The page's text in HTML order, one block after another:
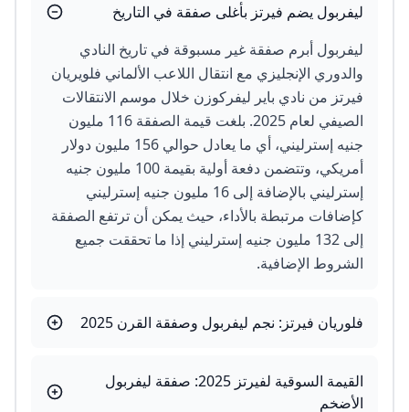
ليفربول يضم فيرتز بأغلى صفقة في التاريخ
ليفربول أبرم صفقة غير مسبوقة في تاريخ النادي
والدوري الإنجليزي مع انتقال اللاعب الألماني فلويريان
فيرتز من نادي باير ليفركوزن خلال موسم الانتقالات
الصيفي لعام 2025. بلغت قيمة الصفقة 116 مليون
جنيه إسترليني، أي ما يعادل حوالي 156 مليون دولار
أمريكي، وتتضمن دفعة أولية بقيمة 100 مليون جنيه
إسترليني بالإضافة إلى 16 مليون جنيه إسترليني
كإضافات مرتبطة بالأداء، حيث يمكن أن ترتفع الصفقة
إلى 132 مليون جنيه إسترليني إذا ما تحققت جميع
الشروط الإضافية.
فلوريان فيرتز: نجم ليفربول وصفقة القرن 2025
القيمة السوقية لفيرتز 2025: صفقة ليفربول
الأضخم